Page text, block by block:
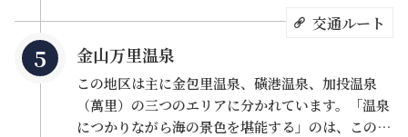
め、海岸線は生態系をそのまま保ち、沿岸に樹が生い茂っ
ているため海風の影響を受けにくいです。また、使われな
くなった兵舎や見張り小屋が散見しています。中正亭へ進
むと三面が海に囲まれて視野が広がり、東側には野柳岬、
基隆嶼、西側には磺港の山と海の景色が見えます。
先ほど通ってきた洞窟が巨大な岩壁であったことに
気付かされ、何層にも積み重なる大自然が生み出し
た造形美に驚嘆させられます。さらに先に進むと、
2つの燭台を思わせる「燭台双嶼」が出現し、獅頭
山から見下ろした場合とは違う趣が楽しめます。満
潮時には海蝕洞に入れなくなるため、予め潮の干満
交通ルート
金山万里温泉
この地区は主に金包里温泉、磺港温泉、加投温泉
（萬里）の三つのエリアに分かれています。「温泉
につかりながら海の景色を堪能する」のは、この地